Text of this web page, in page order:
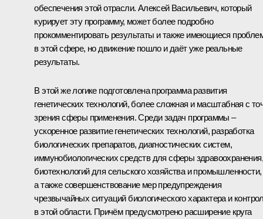
обеспечения этой отрасли. Алексей Васильевич, который
курирует эту программу, может более подробно
прокомментировать результаты и также имеющиеся
в этой сфере, но движение пошло и даёт уже реальные
результаты.
В этой же логике подготовлена программа развития
генетических технологий, более сложная и масштабная с
зрения сферы применения. Среди задач программы –
ускоренное развитие генетических технологий, разработка
биологических препаратов, диагностических систем,
иммунобиологических средств для сферы здравоохранения,
биотехнологий для сельского хозяйства и промышленности,
а также совершенствование мер предупреждения
чрезвычайных ситуаций биологического характера и
в этой области. Причём предусмотрено расширение круга